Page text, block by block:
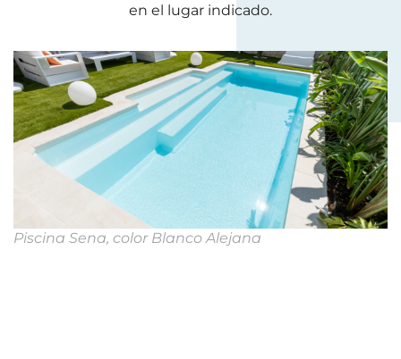
en el lugar indicado.
Piscina Sena, color Blanco Alejana